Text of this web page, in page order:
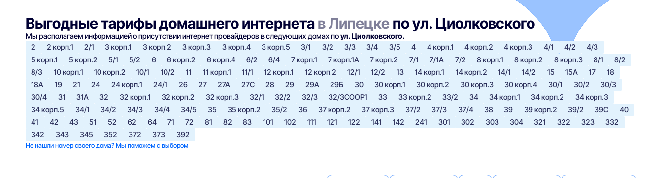
Выгодные тарифы домашнего интернетав Липецкепо ул. Циолковского
Мы располагаем информацией о присутствии интернет провайдеров в следующих домах поул. Циолковского.
2
2 корп.1 2/1 3 корп.1 3 корп.2 3 корп.3 3 корп.4 3 корп.5 3/1 3/2 3/3 3/4 3/5 4 4 корп.1 4 корп.2 4 корп.3 4/1 4/2
4/3
5 корп.1
5 корп.2 5/1 5/2 6 6 корп.2 6 корп.4 6/2 6/4 7 корп.1 7 корп.1А 7 корп.2 7/1 7/1А 7/2 8 корп.1 8 корп.2 8 корп.3 8/1
8/2
8/3
10 корп.1 10 корп.2 10/1 10/2 11 11 корп.1 11/1 12 корп.1 12 корп.2 12/1 12/2 13 14 корп.1 14 корп.2 14/1 14/2 15 15А 17
18
18А
19 21 24 24 корп.1 24/1 26 27 27А 27С 28 29 29А 29Б 30 30 корп.1 30 корп.2 30 корп.3 30 корп.4 30/1 30/2
30/3
30/4
31 31А 32 32 корп.1 32 корп.2 32 корп.3 32/1 32/2 32/3 32/3СООР1 33 33 корп.2 33/2 34 34 корп.1 34 корп.2
34 корп.3
34 корп.5
34/1 34/2 34/3 34/4 34/5 35 35 корп.2 35/2 36 37 корп.2 37 корп.3 37/2 37/3 37/4 38 39 39 корп.2 39/2 39С
40
41
42 43 51 52 62 64 71 72 81 82 83 101 102 111 121 122 141 142 241 301 302 303 304 321 322 323
332
342
343 345 352 372 373 392
Не нашли номер своего дома? Мы поможем с выбором